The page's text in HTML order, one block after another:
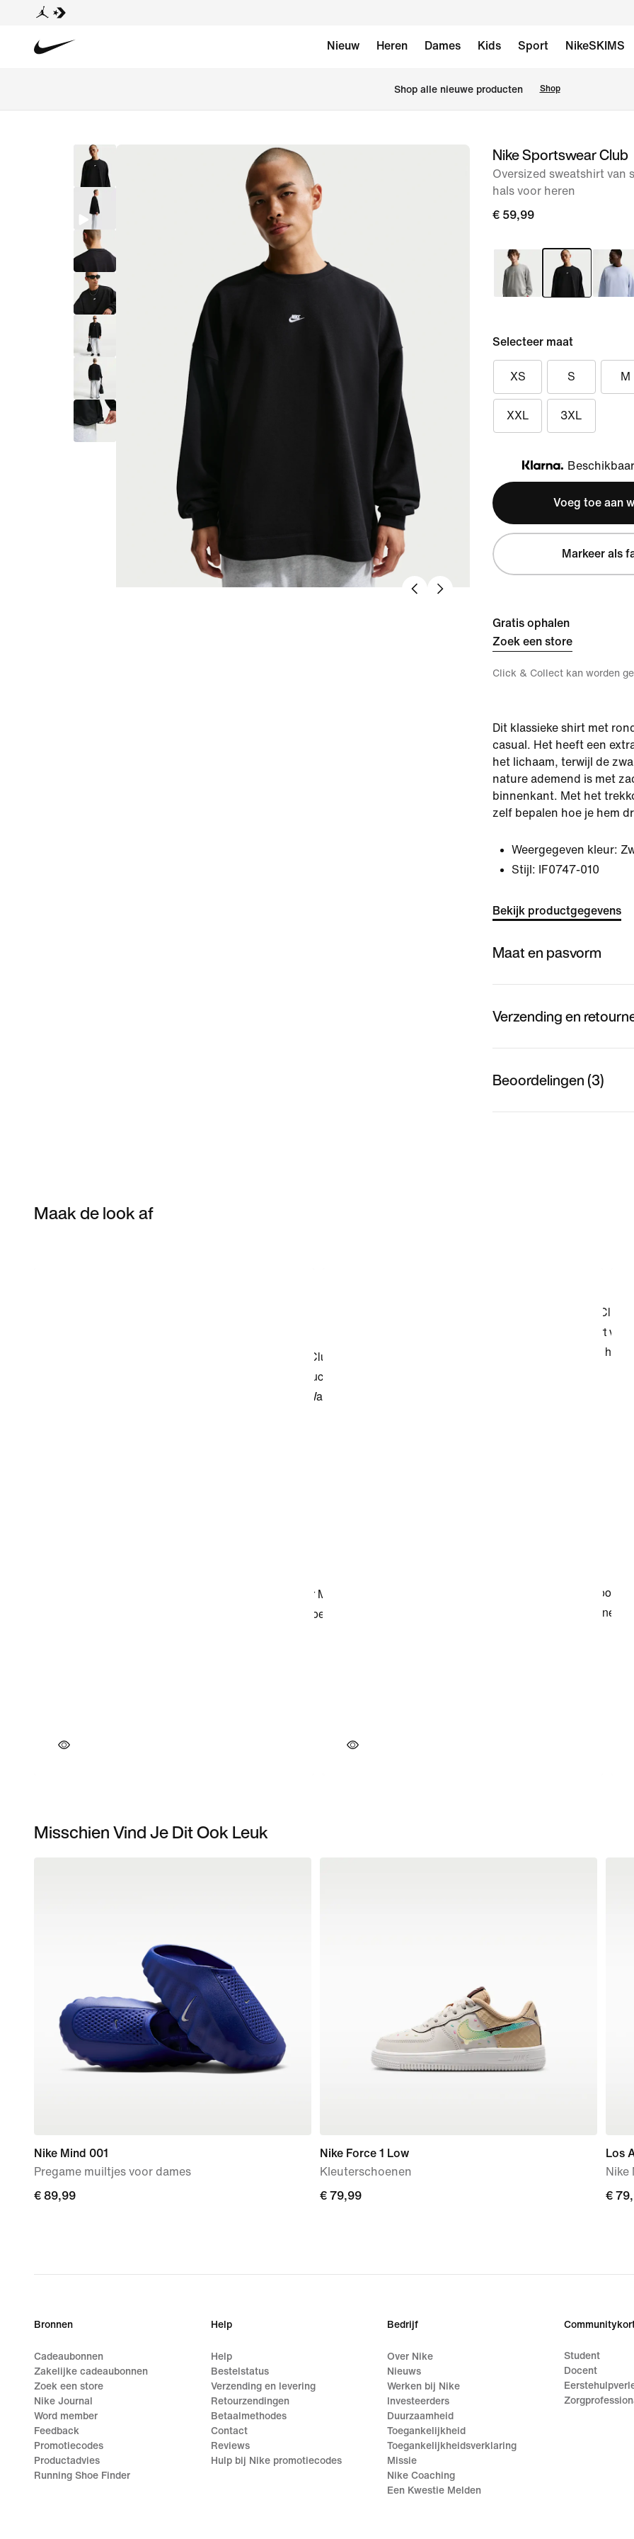
Nieuw Heren Dames Kids Sport NikeSKIMS
Shop alle nieuwe producten Shop
afbeelding
Nike Sportswear Club
Oversized sweatshirt van
hals voor heren
€ 59,99
Selecteer maat
XS S M
XXL 3XL
Klarna
Voeg toe aan
Markeer als
Gratis ophalen
Zoek een store
Click & Collect kan worden
Dit klassieke shirt met
casual. Het heeft een
het lichaam, terwijl de
nature ademend is met
binnenkant. Met het
zelf bepalen hoe je hem
Weergegeven kleur:
Stijl:
IF0747-010
Bekijk productgegevens
Maat en pasvorm
Verzending en
Beoordelingen (3)
Maak de look af
Misschien Vind Je Dit Ook Leuk
Nike Mind 001
Pregame muiltjes voor dames
€ 89,99
€ 89,99
Nike Force 1 Low
Kleuterschoenen
€ 79,99
€ 79,99
Los
Nike
€
€
Bronnen
Cadeaubonnen
Zakelijke cadeaubonnen
Zoek een store
Nike Journal
Word member
Feedback
Promotiecodes
Productadvies
Running Shoe Finder
Help
Help
Bestelstatus
Verzending en levering
Retourzendingen
Betaalmethodes
Contact
Reviews
Hulp bij Nike promotiecodes
Bedrijf
Over Nike
Nieuws
Werken bij Nike
Investeerders
Duurzaamheid
Toegankelijkheid
Toegankelijkheidsverklaring
Missie
Nike Coaching
Een Kwestie Melden
Student
Docent